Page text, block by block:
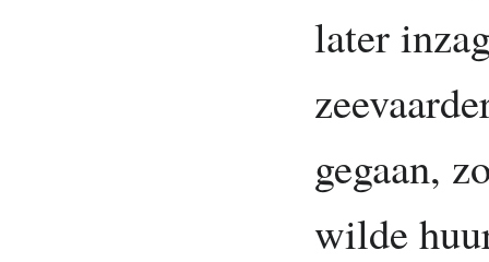
later
gegaan,
wilde